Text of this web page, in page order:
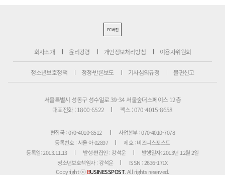
PC버전
회사소개 윤리강령 개인정보처리방침 이용자위원회
청소년보호정책 정정·반론보도 기사심의규정 불편신고
서울특별시 성동구 성수일로 39-34 서울숲더스페이스 12층
대표전화 : 1800-6522
팩스 : 070-4015-8658
편집국 : 070-4010-8512
사업본부 : 070-4010-7078
등록번호 : 서울 아 02897
제호 : 비즈니스포스트
등록일: 2013.11.13
발행·편집인 : 강석운
발행일자: 2013년 12월 2일
청소년보호책임자 : 강석운
ISSN : 2636-171X
Copyright ⓒBUSINESSPOST. All rights reserved.